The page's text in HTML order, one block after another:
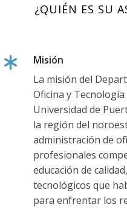
r
l
a
t
e
H
o
y
B
¿QUIÉN ES SU
Misión
La misión del
Oficina y
Universidad de
la región del
administración de
profesionales
educación de
tecnológicos que
para enfrentar los